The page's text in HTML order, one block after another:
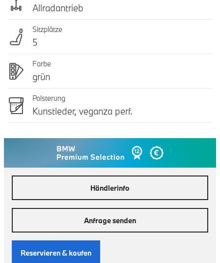
Allradantrieb
Sitzplätze
5
Farbe
grün
Polsterung
Kunstleder, veganza perf.
Händlerinfo
Anfrage senden
Reservieren & kaufen